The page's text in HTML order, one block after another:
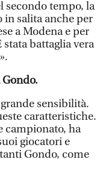
secondo tempo, la
in salita anche per
a Modena e per
battaglia vera
sensibilità.
caratteristiche.
campionato, ha
giocatori e
Gondo, come